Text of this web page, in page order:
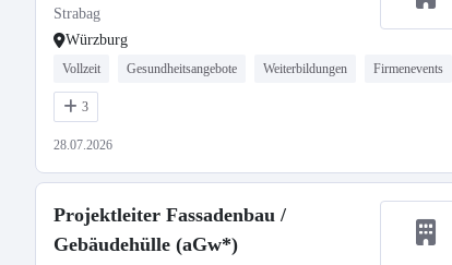
Strabag
Würzburg
Vollzeit Gesundheitsangebote Weiterbildungen Firmenevents
3
28.07.2026
Projektleiter Fassadenbau /
Gebäudehülle (aGw*)